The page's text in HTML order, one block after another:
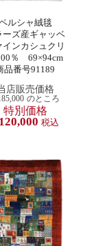
ルシャ絨毯
ーズ産ギャッベ
インカシュクリ
％ 69×94cm
品番号91189
店販売価格
のところ
特別価格
120,000 税込